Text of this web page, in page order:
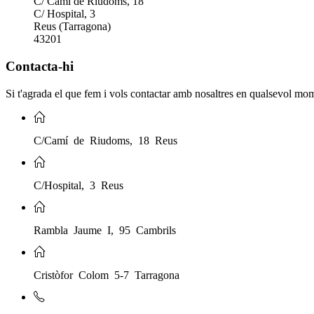
C/ Hospital, 3
Reus (Tarragona)
43201
Contacta-hi
Si t'agrada el que fem i vols contactar amb nosaltres en qualsevol
C/Camí de Riudoms, 18 Reus
C/Hospital, 3 Reus
Rambla Jaume I, 95 Cambrils
Cristòfor Colom 5-7 Tarragona